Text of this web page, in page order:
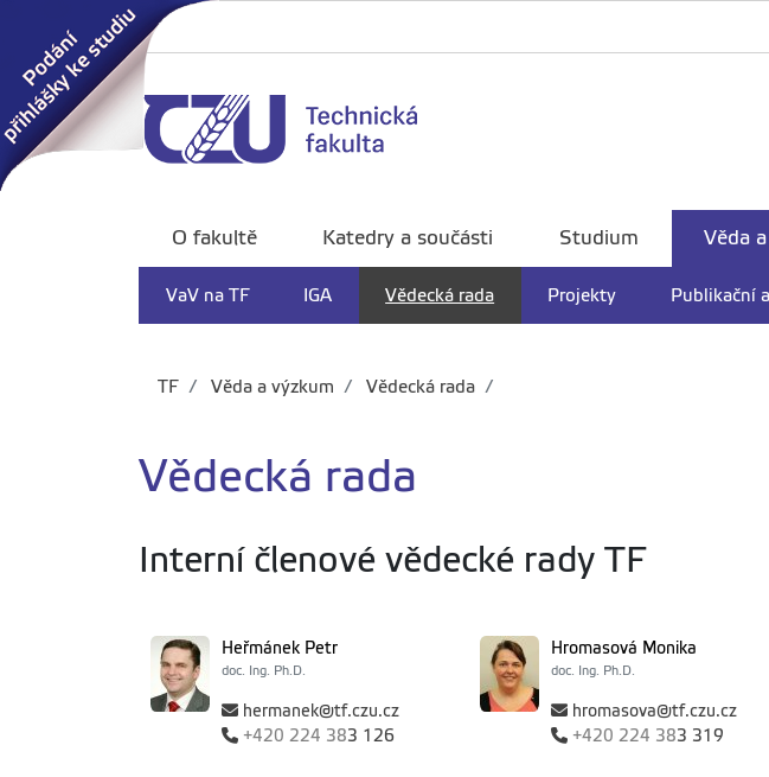
O fakultě Katedry a součásti Studium Věda
VaV na TF IGA Vědecká rada Projekty Publikační
TF Věda a výzkum Vědecká rada
Vědecká rada
Interní členové vědecké rady TF
Heřmánek Petr
doc. Ing. Ph.D.
hermanek@tf.czu.cz
+420 224 383 126
Hromasová Monika
doc. Ing. Ph.D.
hromasova@tf.czu.cz
+420 224 383 319